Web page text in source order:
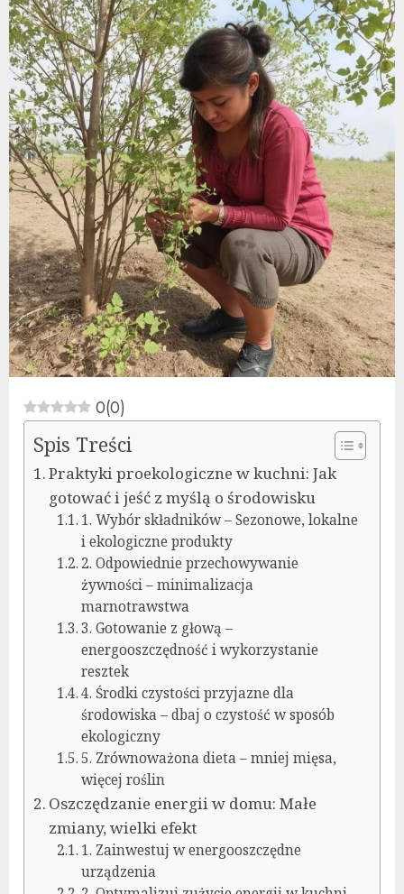
0(0)
Spis Treści
Praktyki proekologiczne w kuchni: Jak
gotować i jeść z myślą o środowisku
1. Wybór składników – Sezonowe, lokalne
i ekologiczne produkty
2. Odpowiednie przechowywanie
żywności – minimalizacja
marnotrawstwa
3. Gotowanie z głową –
energooszczędność i wykorzystanie
resztek
4. Środki czystości przyjazne dla
środowiska – dbaj o czystość w sposób
ekologiczny
5. Zrównoważona dieta – mniej mięsa,
więcej roślin
Oszczędzanie energii w domu: Małe
zmiany, wielki efekt
1. Zainwestuj w energooszczędne
urządzenia